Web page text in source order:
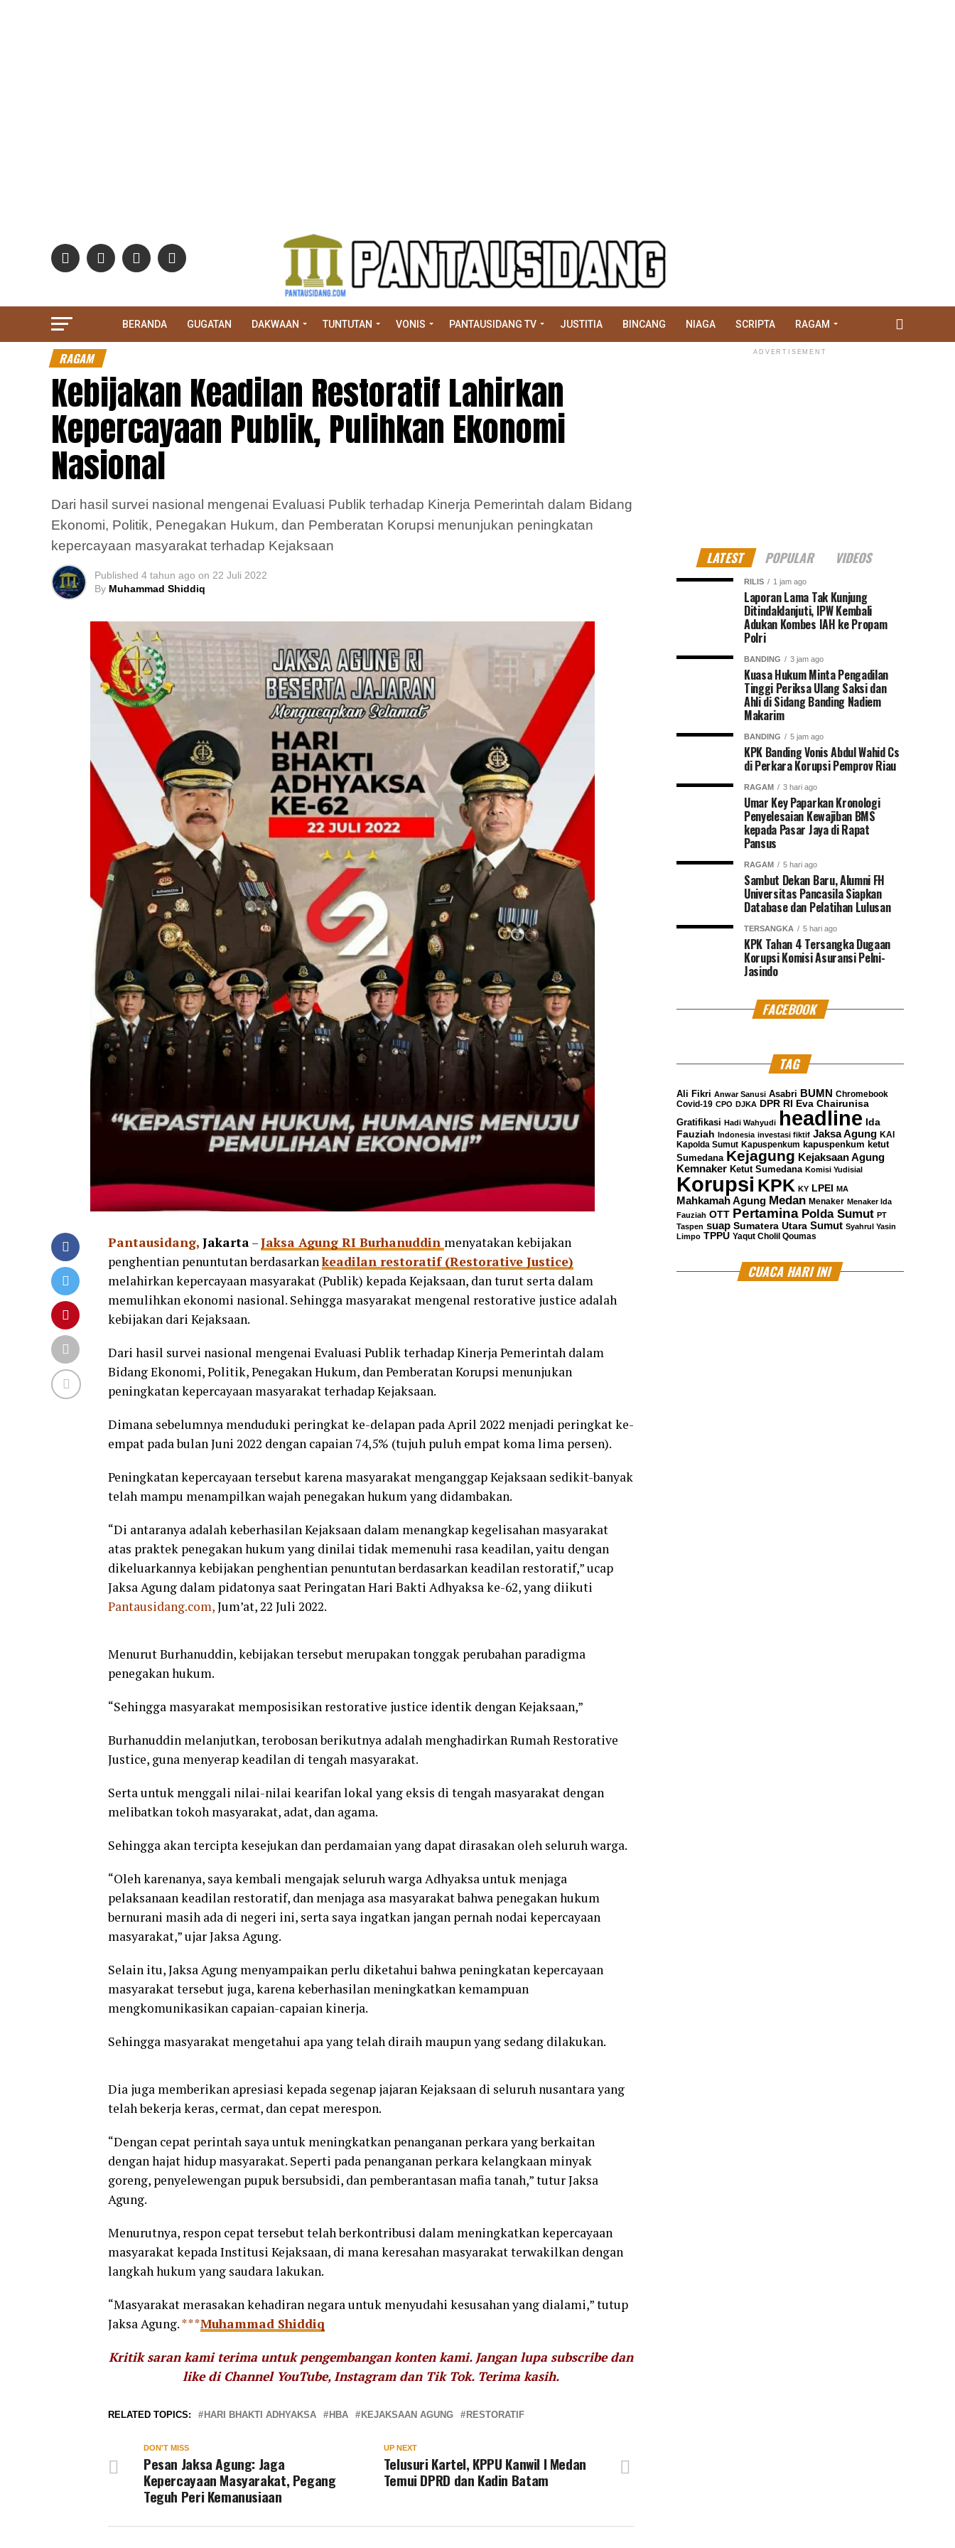
BERANDA GUGATAN DAKWAAN TUNTUTAN VONIS PANTAUSIDANG TV JUSTITIA BINCANG NIAGA SCRIPTA RAGAM
RAGAM
Kebijakan Keadilan Restoratif Lahirkan
Kepercayaan Publik, Pulihkan Ekonomi
Nasional
Dari hasil survei nasional mengenai Evaluasi Publik terhadap Kinerja Pemerintah dalam Bidang
Ekonomi, Politik, Penegakan Hukum, dan Pemberatan Korupsi menunjukan peningkatan
kepercayaan masyarakat terhadap Kejaksaan
Published 4 tahun ago on 22 Juli 2022
By Muhammad Shiddiq
Pantausidang, Jakarta–Jaksa Agung RI Burhanuddin menyatakan kebijakan
penghentian penuntutan berdasarkankeadilan restoratif (Restorative Justice)
melahirkan kepercayaan masyarakat (Publik) kepada Kejaksaan, dan turut serta dalam
memulihkan ekonomi nasional. Sehingga masyarakat mengenal restorative justice adalah
kebijakan dari Kejaksaan.
Dari hasil survei nasional mengenai Evaluasi Publik terhadap Kinerja Pemerintah dalam
Bidang Ekonomi, Politik, Penegakan Hukum, dan Pemberatan Korupsi menunjukan
peningkatan kepercayaan masyarakat terhadap Kejaksaan.
Dimana sebelumnya menduduki peringkat ke-delapan pada April 2022 menjadi peringkat ke-
empat pada bulan Juni 2022 dengan capaian 74,5% (tujuh puluh empat koma lima persen).
Peningkatan kepercayaan tersebut karena masyarakat menganggap Kejaksaan sedikit-banyak
telah mampu menampilkan wajah penegakan hukum yang didambakan.
“Di antaranya adalah keberhasilan Kejaksaan dalam menangkap kegelisahan masyarakat
atas praktek penegakan hukum yang dinilai tidak memenuhi rasa keadilan, yaitu dengan
dikeluarkannya kebijakan penghentian penuntutan berdasarkan keadilan restoratif,” ucap
Jaksa Agung dalam pidatonya saat Peringatan Hari Bakti Adhyaksa ke-62, yang diikuti
Pantausidang.com,Jum’at, 22 Juli 2022.
Menurut Burhanuddin, kebijakan tersebut merupakan tonggak perubahan paradigma
penegakan hukum.
“Sehingga masyarakat memposisikan restorative justice identik dengan Kejaksaan,”
Burhanuddin melanjutkan, terobosan berikutnya adalah menghadirkan Rumah Restorative
Justice, guna menyerap keadilan di tengah masyarakat.
Serta untuk menggali nilai-nilai kearifan lokal yang eksis di tengah masyarakat dengan
melibatkan tokoh masyarakat, adat, dan agama.
Sehingga akan tercipta kesejukan dan perdamaian yang dapat dirasakan oleh seluruh warga.
“Oleh karenanya, saya kembali mengajak seluruh warga Adhyaksa untuk menjaga
pelaksanaan keadilan restoratif, dan menjaga asa masyarakat bahwa penegakan hukum
bernurani masih ada di negeri ini, serta saya ingatkan jangan pernah nodai kepercayaan
masyarakat,” ujar Jaksa Agung.
Selain itu, Jaksa Agung menyampaikan perlu diketahui bahwa peningkatan kepercayaan
masyarakat tersebut juga, karena keberhasilan meningkatkan kemampuan
mengkomunikasikan capaian-capaian kinerja.
Sehingga masyarakat mengetahui apa yang telah diraih maupun yang sedang dilakukan.
Dia juga memberikan apresiasi kepada segenap jajaran Kejaksaan di seluruh nusantara yang
telah bekerja keras, cermat, dan cepat merespon.
“Dengan cepat perintah saya untuk meningkatkan penanganan perkara yang berkaitan
dengan hajat hidup masyarakat. Seperti pada penanganan perkara kelangkaan minyak
goreng, penyelewengan pupuk bersubsidi, dan pemberantasan mafia tanah,” tutur Jaksa
Agung.
Menurutnya, respon cepat tersebut telah berkontribusi dalam meningkatkan kepercayaan
masyarakat kepada Institusi Kejaksaan, di mana keresahan masyarakat terwakilkan dengan
langkah hukum yang saudara lakukan.
“Masyarakat merasakan kehadiran negara untuk menyudahi kesusahan yang dialami,” tutup
Jaksa Agung.***Muhammad Shiddiq
Kritik saran kami terima untuk pengembangan konten kami. Jangan lupa subscribe dan
like di Channel YouTube, Instagram dan Tik Tok. Terima kasih.
RELATED TOPICS: HARI BHAKTI ADHYAKSA HBA KEJAKSAAN AGUNG RESTORATIF
UP NEXT
Telusuri Kartel, KPPU Kanwil I Medan
Temui DPRD dan Kadin Batam
DON'T MISS
Pesan Jaksa Agung: Jaga
Kepercayaan Masyarakat, Pegang
Teguh Peri Kemanusiaan
ADVERTISEMENT
LATEST POPULAR VIDEOS
RILIS 1 jam ago
Laporan Lama Tak Kunjung
Ditindaklanjuti, IPW Kembali
Adukan Kombes IAH ke Propam
Polri
BANDING 3 jam ago
Kuasa Hukum Minta Pengadilan
Tinggi Periksa Ulang Saksi dan
Ahli di Sidang Banding Nadiem
Makarim
BANDING 5 jam ago
KPK Banding Vonis Abdul Wahid Cs
di Perkara Korupsi Pemprov Riau
RAGAM 3 hari ago
Umar Key Paparkan Kronologi
Penyelesaian Kewajiban BMS
kepada Pasar Jaya di Rapat
Pansus
RAGAM 5 hari ago
Sambut Dekan Baru, Alumni FH
Universitas Pancasila Siapkan
Database dan Pelatihan Lulusan
TERSANGKA 5 hari ago
KPK Tahan 4 Tersangka Dugaan
Korupsi Komisi Asuransi Pelni-
Jasindo
FACEBOOK
TAG
Ali Fikri Anwar Sanusi Asabri BUMN Chromebook
Covid-19 CPO DJKA DPR RI
Eva Chairunisa
Gratifikasi Hadi Wahyudi headline Ida
Fauziah Indonesia investasi fiktif Jaksa Agung KAI
Kapolda Sumut Kapuspenkum kapuspenkum ketut
Sumedana Kejagung Kejaksaan Agung
Kemnaker Ketut Sumedana Komisi Yudisial
Korupsi KPK KY LPEI MA
Mahkamah Agung Medan Menaker Menaker Ida
Fauziah OTT Pertamina Polda Sumut PT
Taspen suap Sumatera Utara Sumut Syahrul Yasin
Limpo TPPU Yaqut Cholil Qoumas
CUACA HARI INI